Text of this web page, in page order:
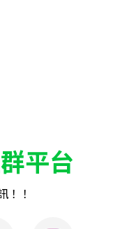
平台
！！